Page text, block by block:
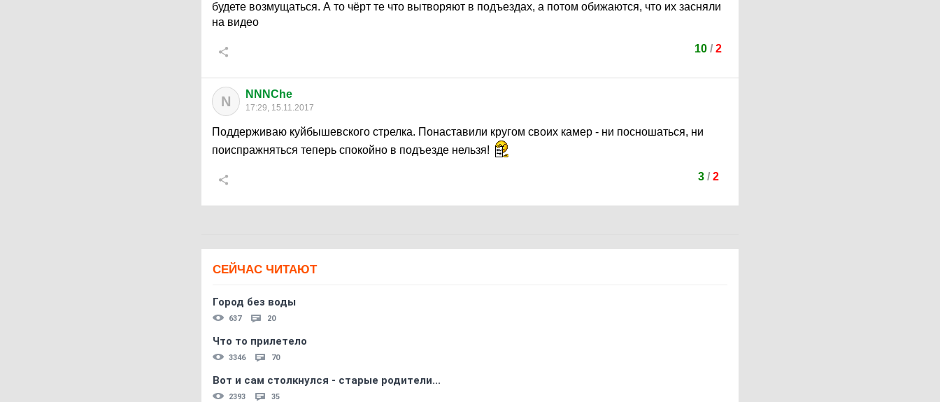
будете возмущаться. А то чёрт те что вытворяют в подъездах, а потом обижаются, что их засняли
на видео
10 / 2
N NNNChe
17:29, 15.11.2017
Поддерживаю куйбышевского стрелка. Понаставили кругом своих камер - ни посношаться, ни
поиспражняться теперь спокойно в подъезде нельзя!
3/ 2
СЕЙЧАС ЧИТАЮТ
Город без воды
637 20
Что то прилетело
3346 70
Вот и сам столкнулся - старые родители...
2393 35